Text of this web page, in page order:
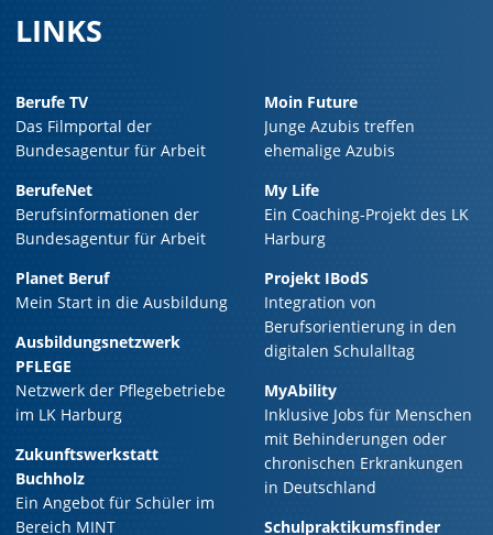
LINKS
Berufe TV
Das Filmportal der
Bundesagentur für Arbeit
BerufeNet
Berufsinformationen der
Bundesagentur für Arbeit
Planet Beruf
Mein Start in die Ausbildung
Ausbildungsnetzwerk
PFLEGE
Netzwerk der Pflegebetriebe
im LK Harburg
Zukunftswerkstatt
Buchholz
Ein Angebot für Schüler im
Bereich MINT
Moin Future
Junge Azubis treffen
ehemalige Azubis
My Life
Ein Coaching-Projekt des LK
Harburg
Projekt IBodS
Integration von
Berufsorientierung in den
digitalen Schulalltag
MyAbility
Inklusive Jobs für Menschen
mit Behinderungen oder
chronischen Erkrankungen
in Deutschland
Schulpraktikumsfinder